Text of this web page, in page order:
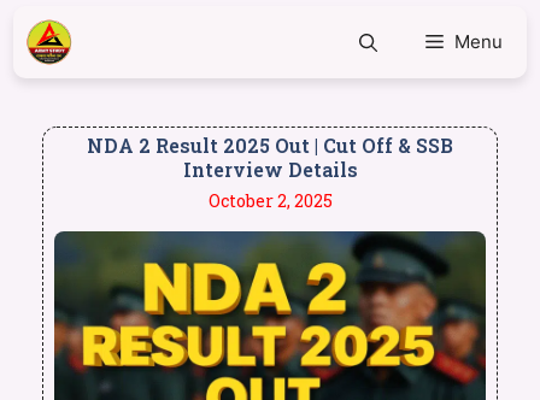
Menu
NDA 2 Result 2025 Out | Cut Off & SSB
Interview Details
October 2, 2025